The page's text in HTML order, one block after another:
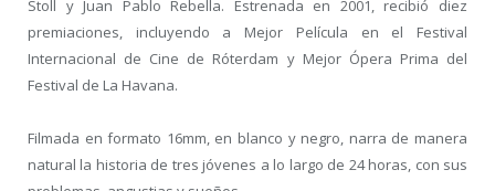
Stoll y Juan Pablo Rebella. Estrenada en 2001, recibió diez
premiaciones, incluyendo a Mejor Película en el Festival
Internacional de Cine de Róterdam y Mejor Ópera Prima del
Festival de La Havana.
Filmada en formato 16mm, en blanco y negro, narra de manera
natural la historia de tres jóvenes a lo largo de 24 horas, con sus